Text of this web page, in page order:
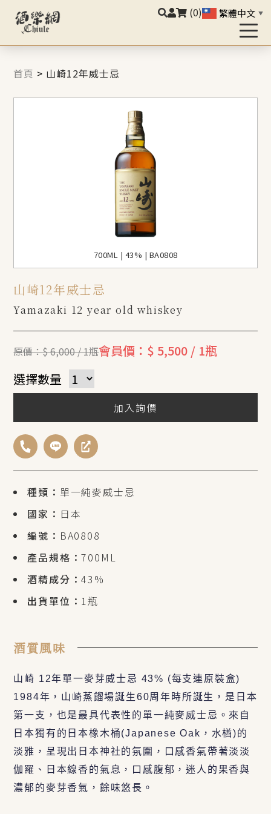
(0) 繁體中文 ▼
首頁 > 山崎12年威士忌
700ML | 43% | BA0808
山崎12年威士忌
Yamazaki 12 year old whiskey
種類： 單一純麥威士忌
國家： 日本
編號： BA0808
產品規格：700ML
酒精成分：43%
出貨單位： 1瓶
原價：$ 6,000 / 1瓶會員價：$ 5,500 / 1瓶
選擇數量
加入詢價
酒質風味
山崎 12年單一麥芽威士忌 43% (每支連原裝盒)
1984年，山崎蒸餾場誕生60周年時所誕生，是日本
第一支，也是最具代表性的單一純麥威士忌。來自
日本獨有的日本橡木桶(Japanese Oak，水楢)的
淡雅，呈現出日本神社的氛圍，口感香氣帶著淡淡
伽羅、日本線香的氣息，口感腹郁，迷人的果香與
濃郁的麥芽香氣，餘味悠長。